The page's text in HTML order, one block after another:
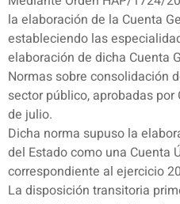
la elaboración de la Cuenta
estableciendo las
elaboración de dicha Cuenta
Normas sobre consolidación
sector público, aprobadas
de julio.
Dicha norma supuso la
del Estado como una Cuenta
correspondiente al ejercicio
La disposición transitoria